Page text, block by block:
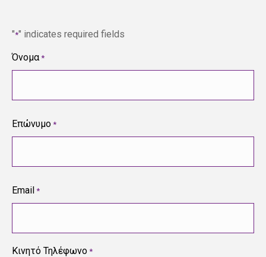
"*" indicates required fields
Όνομα *
Επώνυμο *
Email *
Κινητό Τηλέφωνο *